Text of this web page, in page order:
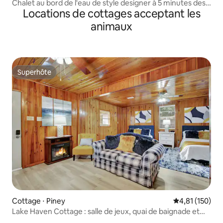
Chalet au bord de l'eau de style designer à 5 minutes des
courses
Locations de cottages acceptant les
animaux
Superhôte
Superhôte
Cottage ⋅ Piney Évaluation
4,81 (150)
Lake Haven Cottage : salle de jeux, quai de baignade et